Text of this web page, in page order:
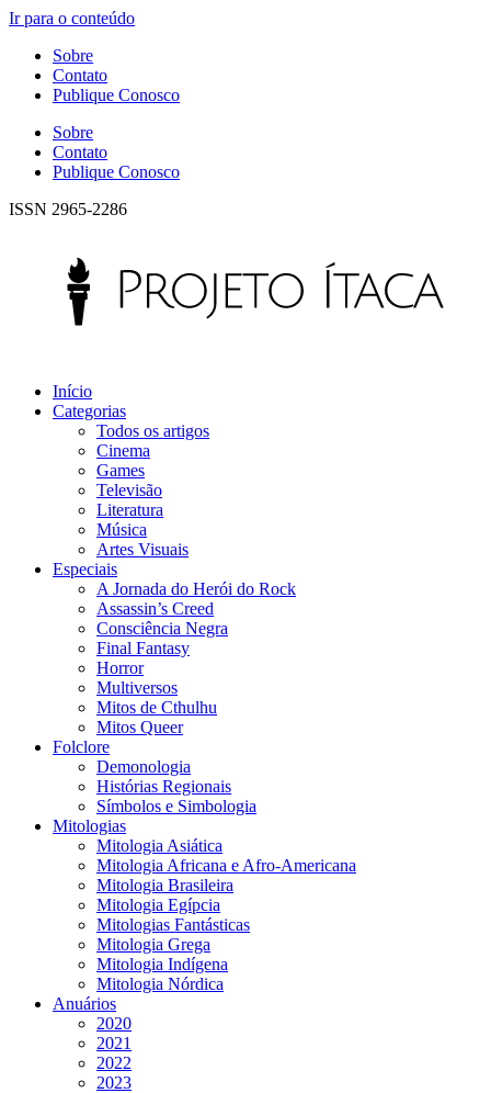
Ir para o conteúdo
Sobre
Contato
Publique Conosco
Sobre
Contato
Publique Conosco
ISSN 2965-2286
Início
Categorias
Todos os artigos
Cinema
Games
Televisão
Literatura
Música
Artes Visuais
Especiais
A Jornada do Herói do Rock
Assassin’s Creed
Consciência Negra
Final Fantasy
Horror
Multiversos
Mitos de Cthulhu
Mitos Queer
Folclore
Demonologia
Histórias Regionais
Símbolos e Simbologia
Mitologias
Mitologia Asiática
Mitologia Africana e Afro-Americana
Mitologia Brasileira
Mitologia Egípcia
Mitologias Fantásticas
Mitologia Grega
Mitologia Indígena
Mitologia Nórdica
Anuários
2020
2021
2022
2023